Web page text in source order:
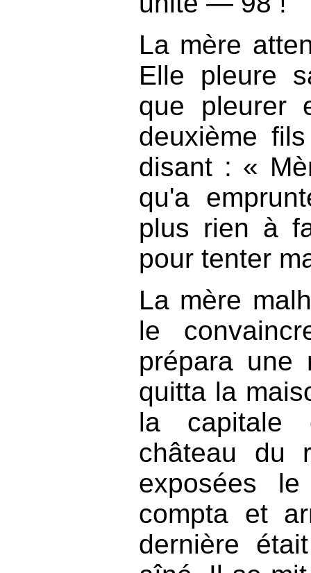
La mère
Elle pleure
que pleurer
deuxième
disant : «
qu'a
plus rien à
pour tenter
La mère
le
prépara une
quitta la
la capitale
château du
exposées
compta et
dernière